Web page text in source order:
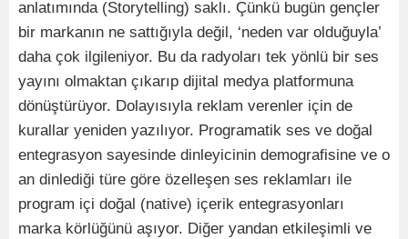
anlatımında (Storytelling) saklı. Çünkü bugün gençler
bir markanın ne sattığıyla değil, ‘neden var olduğuyla’
daha çok ilgileniyor. Bu da radyoları tek yönlü bir ses
yayını olmaktan çıkarıp dijital medya platformuna
dönüştürüyor. Dolayısıyla reklam verenler için de
kurallar yeniden yazılıyor. Programatik ses ve doğal
entegrasyon sayesinde dinleyicinin demografisine ve o
an dinlediği türe göre özelleşen ses reklamları ile
program içi doğal (native) içerik entegrasyonları
marka körlüğünü aşıyor. Diğer yandan etkileşimli ve